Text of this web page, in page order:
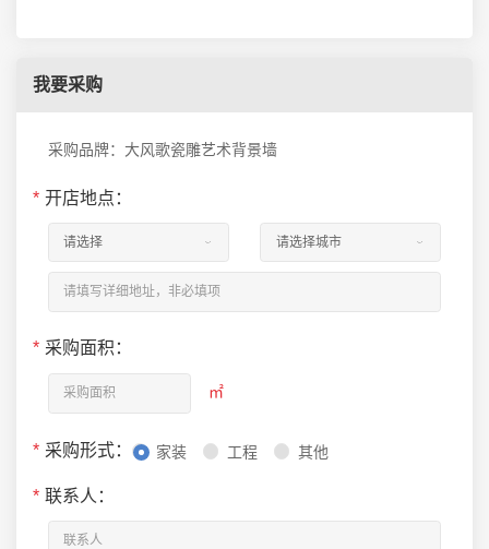
我要采购
采购品牌：大风歌瓷雕艺术背景墙
* 开店地点：
* 采购面积：
㎡
* 采购形式： 家装 工程 其他
* 联系人：